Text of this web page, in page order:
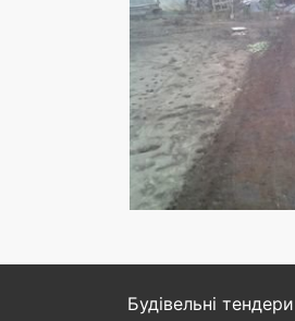
Будівельні тендери